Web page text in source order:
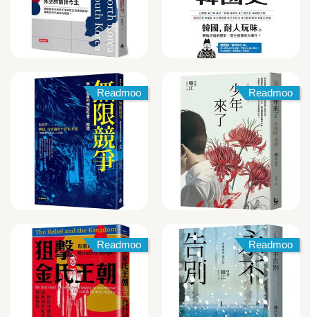
Readmoo Readmoo
Readmoo Readmoo